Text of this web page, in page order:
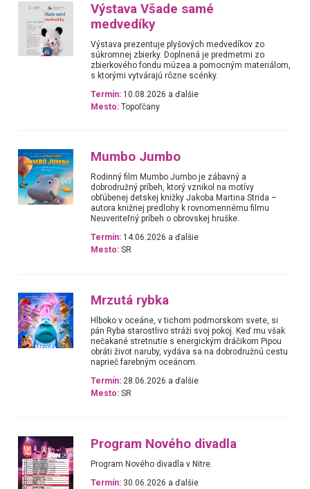
Výstava Všade samé
medvedíky
Výstava prezentuje plyšových medvedíkov zo
súkromnej zbierky. Doplnená je predmetmi zo
zbierkového fondu múzea a pomocným materiálom,
s ktorými vytvárajú rôzne scénky.
Termín: 10.08.2026 a ďalšie
Mesto: Topoľčany
Mumbo Jumbo
Rodinný film Mumbo Jumbo je zábavný a
dobrodružný príbeh, ktorý vznikol na motívy
obľúbenej detskej knižky Jakoba Martina Strida –
autora knižnej predlohy k rovnomennému filmu
Neuveriteľný príbeh o obrovskej hruške.
Termín: 14.06.2026 a ďalšie
Mesto: SR
Mrzutá rybka
Hlboko v oceáne, v tichom podmorskom svete, si
pán Ryba starostlivo stráži svoj pokoj. Keď mu však
nečakané stretnutie s energickým dráčikom Pipou
obráti život naruby, vydáva sa na dobrodružnú cestu
naprieč farebným oceánom.
Termín: 28.06.2026 a ďalšie
Mesto: SR
Program Nového divadla
Program Nového divadla v Nitre.
Termín: 30.06.2026 a ďalšie